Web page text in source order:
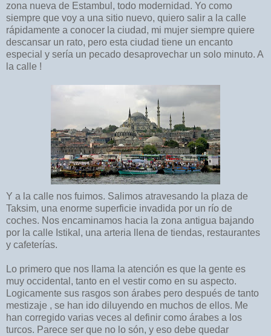
zona nueva de Estambul, todo modernidad. Yo como
siempre que voy a una sitio nuevo, quiero salir a la calle
rápidamente a conocer la ciudad, mi mujer siempre quiere
descansar un rato, pero esta ciudad tiene un encanto
especial y sería un pecado desaprovechar un solo minuto. A
la calle !
Y a la calle nos fuimos. Salimos atravesando la plaza de
Taksim, una enorme superficie invadida por un río de
coches. Nos encaminamos hacia la zona antigua bajando
por la calle Istikal, una arteria llena de tiendas, restaurantes
y cafeterías.
Lo primero que nos llama la atención es que la gente es
muy occidental, tanto en el vestir como en su aspecto.
Logicamente sus rasgos son árabes pero después de tanto
mestizaje , se han ido diluyendo en muchos de ellos. Me
han corregido varias veces al definir como árabes a los
turcos. Parece ser que no lo són, y eso debe quedar